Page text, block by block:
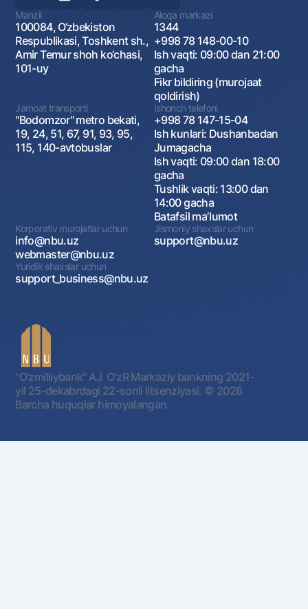
Manzil
100084, O‘zbekiston
Respublikasi, Toshkent sh.,
Amir Temur shoh ko‘chasi,
101-uy
Aloqa markazi
1344
+998 78 148-00-10
Ish vaqti: 09:00 dan 21:00
gacha
Fikr bildiring (murojaat
qoldirish)
Jamoat transporti
"Bodomzor" metro bekati,
19, 24, 51, 67, 91, 93, 95,
115, 140-avtobuslar
Ishonch telefoni
+998 78 147-15-04
Ish kunlari: Dushanbadan
Jumagacha
Ish vaqti: 09:00 dan 18:00
gacha
Tushlik vaqti: 13:00 dan
14:00 gacha
Batafsil maʼlumot
Korporativ murojatlar uchun
info@nbu.uz
webmaster@nbu.uz
Jismoniy shaxslar uchun
support@nbu.uz
Yuridik shaxslar uchun
support_business@nbu.uz
"O'zmilliybank" AJ. OʻzR Markaziy bankning 2021-
yil 25-dekabrdagi 22-sonli litsenziyasi. © 2026
Barcha huquqlar himoyalangan.